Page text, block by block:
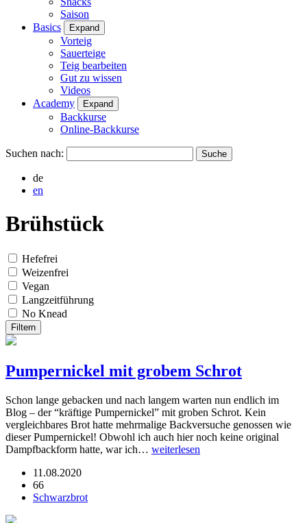
Saison
Basics
Expand
Vorteig
Sauerteige
Teig bearbeiten
Gut zu wissen
Videos
Academy
Expand
Backkurse
Online-Backkurse
Suchen nach:
de
en
Brühstück
Hefefrei
Weizenfrei
Vegan
Langzeitführung
No Knead
Filtern
Pumpernickel mit grobem Schrot
Schon lange gebacken und nach langem warten nun endlich im
Blog – der “kräftige Pumpernickel” mit groben Schrot. Kein
vergleichbares Brot hatte mehrmalige Backversuche genossen wie
dieser Pumpernickel! Obwohl ich auch hier noch keine original
Dampfbackform hatte, war ich… weiterlesen
11.08.2020
66
Schwarzbrot